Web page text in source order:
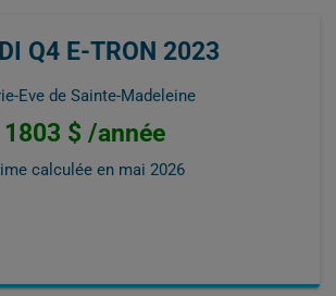
Q4 E-TRON 2023
Eve de Sainte-Madeleine
1803 $ /année
calculée en mai 2026